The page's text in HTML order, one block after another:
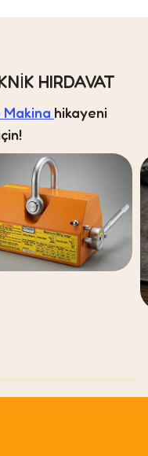
HIRDAVAT
Makina hikayeni